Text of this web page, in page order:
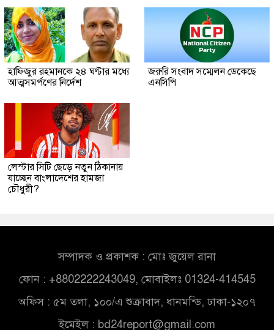
হাফিজুর রহমানকে ২৪ ঘণ্টার মধ্যে
আত্মসমর্পণের নির্দেশ
জরুরি সংবাদ সম্মেলন ডেকেছে
এনসিপি
লেস্টার সিটি ছেড়ে নতুন ঠিকানায়
যাচ্ছেন বাংলাদেশের হামজা
চৌধুরী?
সম্পাদক ও প্রকাশক : মোঃ জুয়েল রানা
ফোন : +8802222243049, মোবাইলঃ 01324-414545
অফিস : ৫ম তলা, ১০০/এ শুক্রাবাদ, ধানমন্ডি, ঢাকা-১২০৭
ইমেইল : bd24report@gmail.com